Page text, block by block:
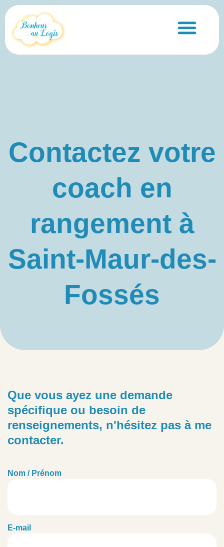
principal
Contactez votre
coach en
rangement à
Saint-Maur-des-
Fossés
Que vous ayez une demande
spécifique ou besoin de
renseignements, n'hésitez pas à me
contacter.
Nom / Prénom
E-mail